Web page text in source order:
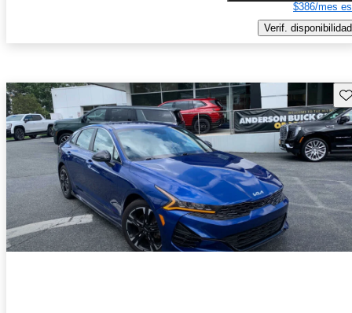
$386/mes
Verif. disponibilidad